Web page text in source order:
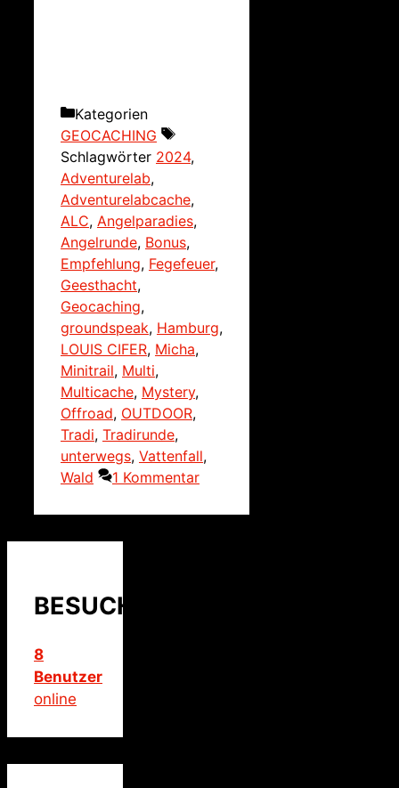
Kategorien
GEOCACHING
Schlagwörter 2024,
Adventurelab,
Adventurelabcache,
ALC, Angelparadies,
Angelrunde, Bonus,
Empfehlung, Fegefeuer,
Geesthacht,
Geocaching,
groundspeak, Hamburg,
LOUIS CIFER, Micha,
Minitrail, Multi,
Multicache, Mystery,
Offroad, OUTDOOR,
Tradi, Tradirunde,
unterwegs, Vattenfall,
Wald
1 Kommentar
BESUCHER
8
Benutzer
online